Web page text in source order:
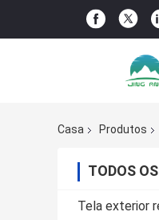
Casa
Produtos
TODOS
Tela exterior